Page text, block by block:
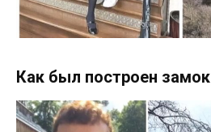
Как был построен замок